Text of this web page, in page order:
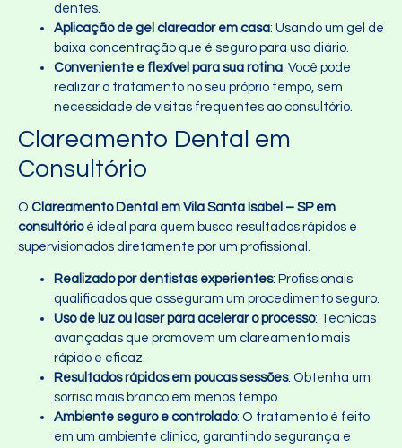
dentes.
Aplicação de gel clareador em casa: Usando um gel de
baixa concentração que é seguro para uso diário.
Conveniente e flexível para sua rotina: Você pode
realizar o tratamento no seu próprio tempo, sem
necessidade de visitas frequentes ao consultório.
Clareamento Dental em
Consultório
O Clareamento Dental em Vila Santa Isabel – SP em
consultórioé ideal para quem busca resultados rápidos e
supervisionados diretamente por um profissional.
Realizado por dentistas experientes: Profissionais
qualificados que asseguram um procedimento seguro.
Uso de luz ou laser para acelerar o processo: Técnicas
avançadas que promovem um clareamento mais
rápido e eficaz.
Resultados rápidos em poucas sessões: Obtenha um
sorriso mais branco em menos tempo.
Ambiente seguro e controlado: O tratamento é feito
em um ambiente clínico, garantindo segurança e